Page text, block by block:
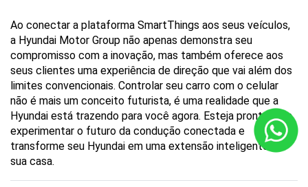
Ao conectar a plataforma SmartThings aos seus veículos,
a Hyundai Motor Group não apenas demonstra seu
compromisso com a inovação, mas também oferece aos
seus clientes uma experiência de direção que vai além dos
limites convencionais. Controlar seu carro com o celular
não é mais um conceito futurista, é uma realidade que a
Hyundai está trazendo para você agora. Esteja pronto para
experimentar o futuro da condução conectada e
transforme seu Hyundai em uma extensão inteligente da
sua casa.